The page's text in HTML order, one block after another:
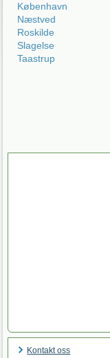
København
Næstved
Roskilde
Slagelse
Taastrup
Kontakt oss